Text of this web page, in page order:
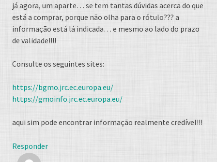
já agora, um aparte… se tem tantas dúvidas acerca do que
está a comprar, porque não olha para o rótulo??? a
informação está lá indicada… e mesmo ao lado do prazo
de validade!!!!
Consulte os seguintes sites:
https://bgmo.jrc.ec.europa.eu/
https://gmoinfo.jrc.ec.europa.eu/
aqui sim pode encontrar informação realmente credível!!!
Responder